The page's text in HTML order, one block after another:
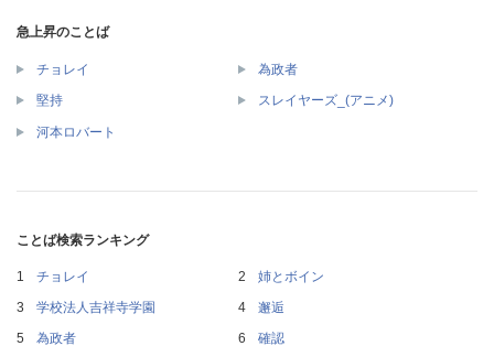
急上昇のことば
チョレイ 為政者
堅持 スレイヤーズ_(アニメ)
河本ロバート
ことば検索ランキング
チョレイ
姉とボイン
学校法人吉祥寺学園
邂逅
為政者
確認